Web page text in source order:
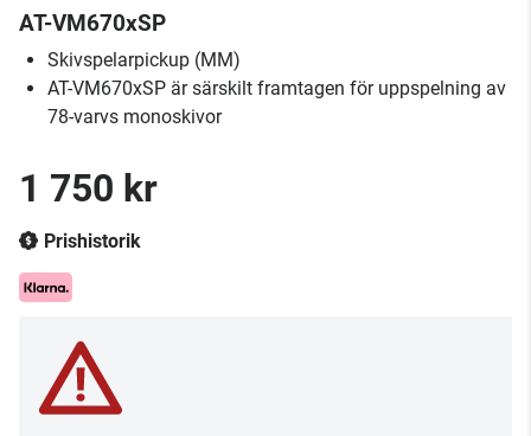
AT-VM670xSP
Skivspelarpickup (MM)
AT-VM670xSP är särskilt framtagen för uppspelning av
78-varvs monoskivor
1 750 kr
Prishistorik